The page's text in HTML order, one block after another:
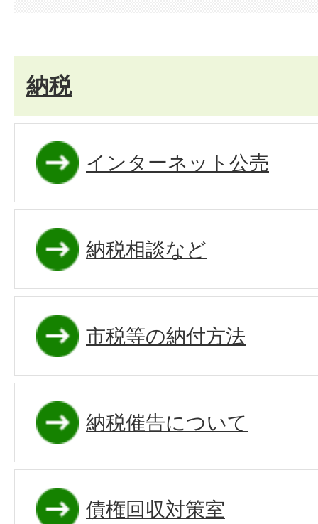
納税
インターネット公売
納税相談など
市税等の納付方法
納税催告について
債権回収対策室